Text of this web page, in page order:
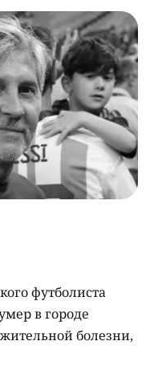
название и
футболиста
в городе
болезни,